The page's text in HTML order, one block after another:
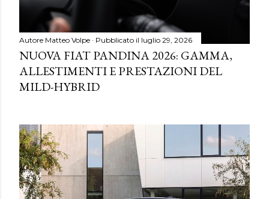
Autore Matteo Volpe Pubblicato il luglio 29, 2026
NUOVA FIAT PANDINA 2026: GAMMA,
ALLESTIMENTI E PRESTAZIONI DEL
MILD-HYBRID